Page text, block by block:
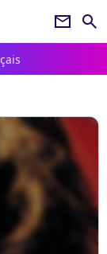
newsletter search